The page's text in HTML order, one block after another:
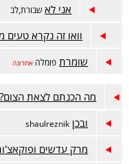
אני לא שבורת,לב
וואו זה נקרא טעים
שומרת פומלה אחרונה
מה הכנתם לצאת הצום?
ובכן shaulreznik
מרק עדשים